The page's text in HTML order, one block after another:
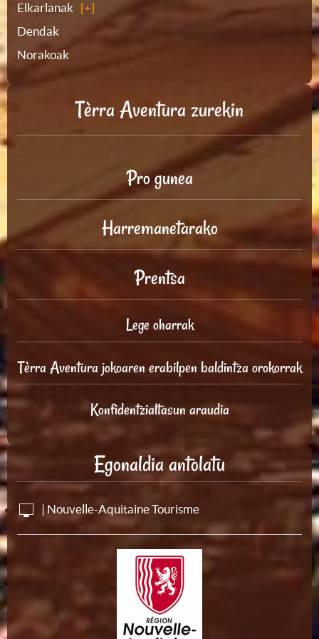
Elkarlanak
Dendak
Norakoak
Tèrra Aventura zurekin
Pro gunea
Harremanetarako
Prentsa
Lege oharrak
Tèrra Aventura jokoaren erabilpen baldintza orokorrak
Konfidentzialtasun araudia
Egonaldia antolatu
| Nouvelle-Aquitaine Tourisme